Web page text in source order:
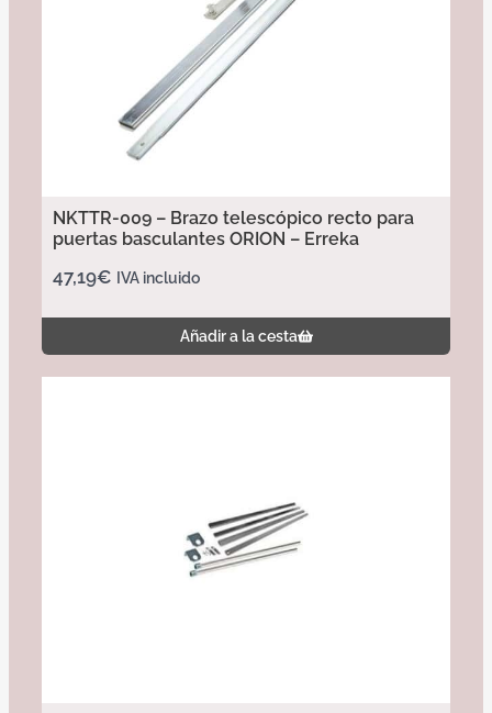
NKTTR-009 – Brazo telescópico recto para
puertas basculantes ORION – Erreka
47,19€ IVA incluido
Añadir a la cesta